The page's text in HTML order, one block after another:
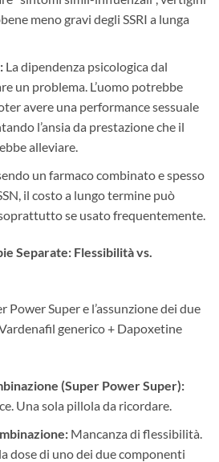
meno gravi degli SSRI a lunga
​ La dipendenza psicologica dal
un problema. L’uomo potrebbe
avere una performance sessuale
l’ansia da prestazione che il
alleviare.
un farmaco combinato e spesso
il costo a lungo termine può
se usato frequentemente.
Separate: Flessibilità vs.
Power Super e l’assunzione dei due
generico + Dapoxetine
(Super Power Super):​
Una sola pillola da ricordare.
​ Mancanza di flessibilità.
dose di uno dei due componenti